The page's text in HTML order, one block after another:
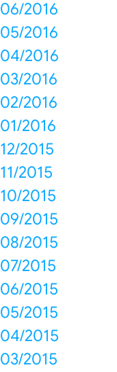
06/2016
05/2016
04/2016
03/2016
02/2016
01/2016
12/2015
11/2015
10/2015
09/2015
08/2015
07/2015
06/2015
05/2015
04/2015
03/2015